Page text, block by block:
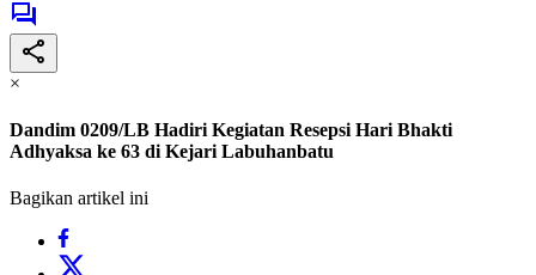
×
Dandim 0209/LB Hadiri Kegiatan Resepsi Hari Bhakti
Adhyaksa ke 63 di Kejari Labuhanbatu
Bagikan artikel ini